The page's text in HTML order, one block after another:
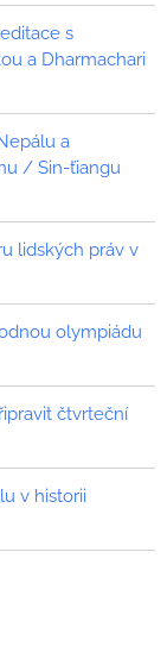
s
a Dharmachari
a
/ Sin-ťiangu
lidských práv v
olympiádu
čtvrteční
v historii